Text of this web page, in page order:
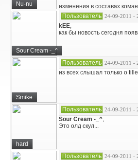
Nu-nu
изменения в составах
Sour Cream -_^
Пользователь 24-09-2011 -
kEE,
как бы новость сегодня
Smike
Пользователь 24-09-2011 -
из всех слышал только о
hard
Пользователь 24-09-2011 -
Sour Cream -_^,
Это олд скул...
Пользователь 24-09-2011 -